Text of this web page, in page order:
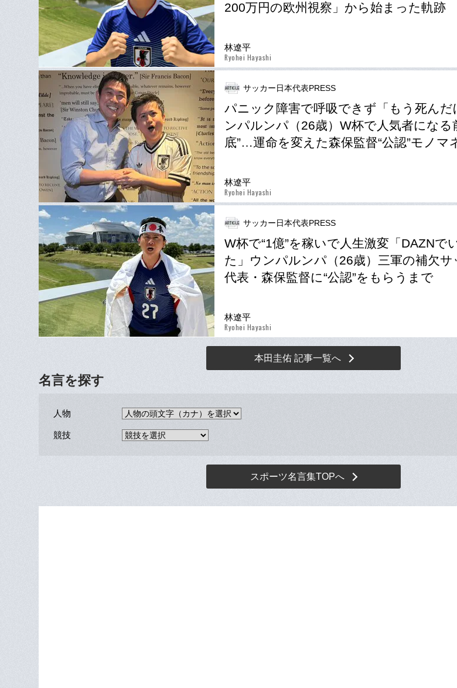
200万円の欧州視察」から始まった軌跡
林遼平
Ryohei Hayashi
サッカー日本代表PRESS
パニック障害で呼吸できず「もう死んだ
ンパルンパ（26歳）W杯で人気者になる
底”…運命を変えた森保監督“公認”モノマ
林遼平
Ryohei Hayashi
サッカー日本代表PRESS
W杯で“1億”を稼いで人生激変「DAZNで
た」ウンパルンパ（26歳）三軍の補欠サ
代表・森保監督に“公認”をもらうまで
林遼平
Ryohei Hayashi
本田圭佑 記事一覧へ
名言を探す
人物
競技
スポーツ名言集TOPへ